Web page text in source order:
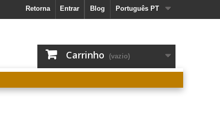
Português PT
Blog
Entrar
Retorna
Carrinho (vazio)